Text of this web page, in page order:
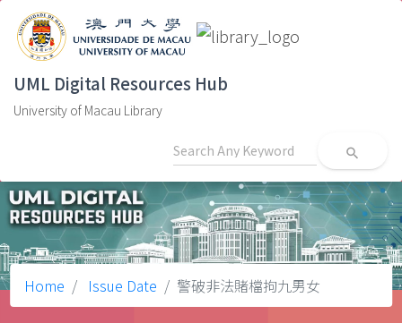
UML Digital Resources Hub
University of Macau Library
search
Home Issue Date 警破非法賭檔拘九男女